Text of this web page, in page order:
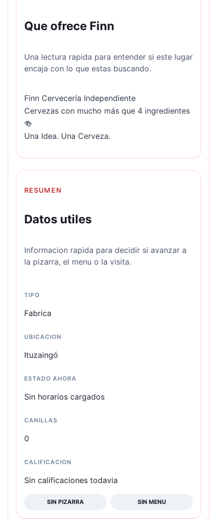
Que ofrece Finn
Una lectura rapida para entender si este lugar
encaja con lo que estas buscando.
Finn Cervecería Independiente
Cervezas con mucho más que 4 ingredientes
🍻
Una Idea. Una Cerveza.
RESUMEN
Datos utiles
Informacion rapida para decidir si avanzar a
la pizarra, el menu o la visita.
TIPO
Fabrica
UBICACION
Ituzaingó
ESTADO AHORA
Sin horarios cargados
CANILLAS
0
CALIFICACION
Sin calificaciones todavia
SIN PIZARRA SIN MENU